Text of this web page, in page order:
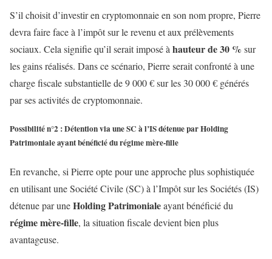
S’il choisit d’investir en cryptomonnaie en son nom propre, Pierre
devra faire face à l’impôt sur le revenu et aux prélèvements
sociaux. Cela signifie qu’il serait imposé à hauteur de 30 % sur
les gains réalisés. Dans ce scénario, Pierre serait confronté à une
charge fiscale substantielle de 9 000 € sur les 30 000 € générés
par ses activités de cryptomonnaie.
Possibilité n°2 : Détention via une SC à l’IS détenue par Holding
Patrimoniale ayant bénéficié du régime mère-fille
En revanche, si Pierre opte pour une approche plus sophistiquée
en utilisant une Société Civile (SC) à l’Impôt sur les Sociétés (IS)
détenue par uneHolding Patrimonialeayant bénéficié du
régime mère-fille, la situation fiscale devient bien plus
avantageuse.